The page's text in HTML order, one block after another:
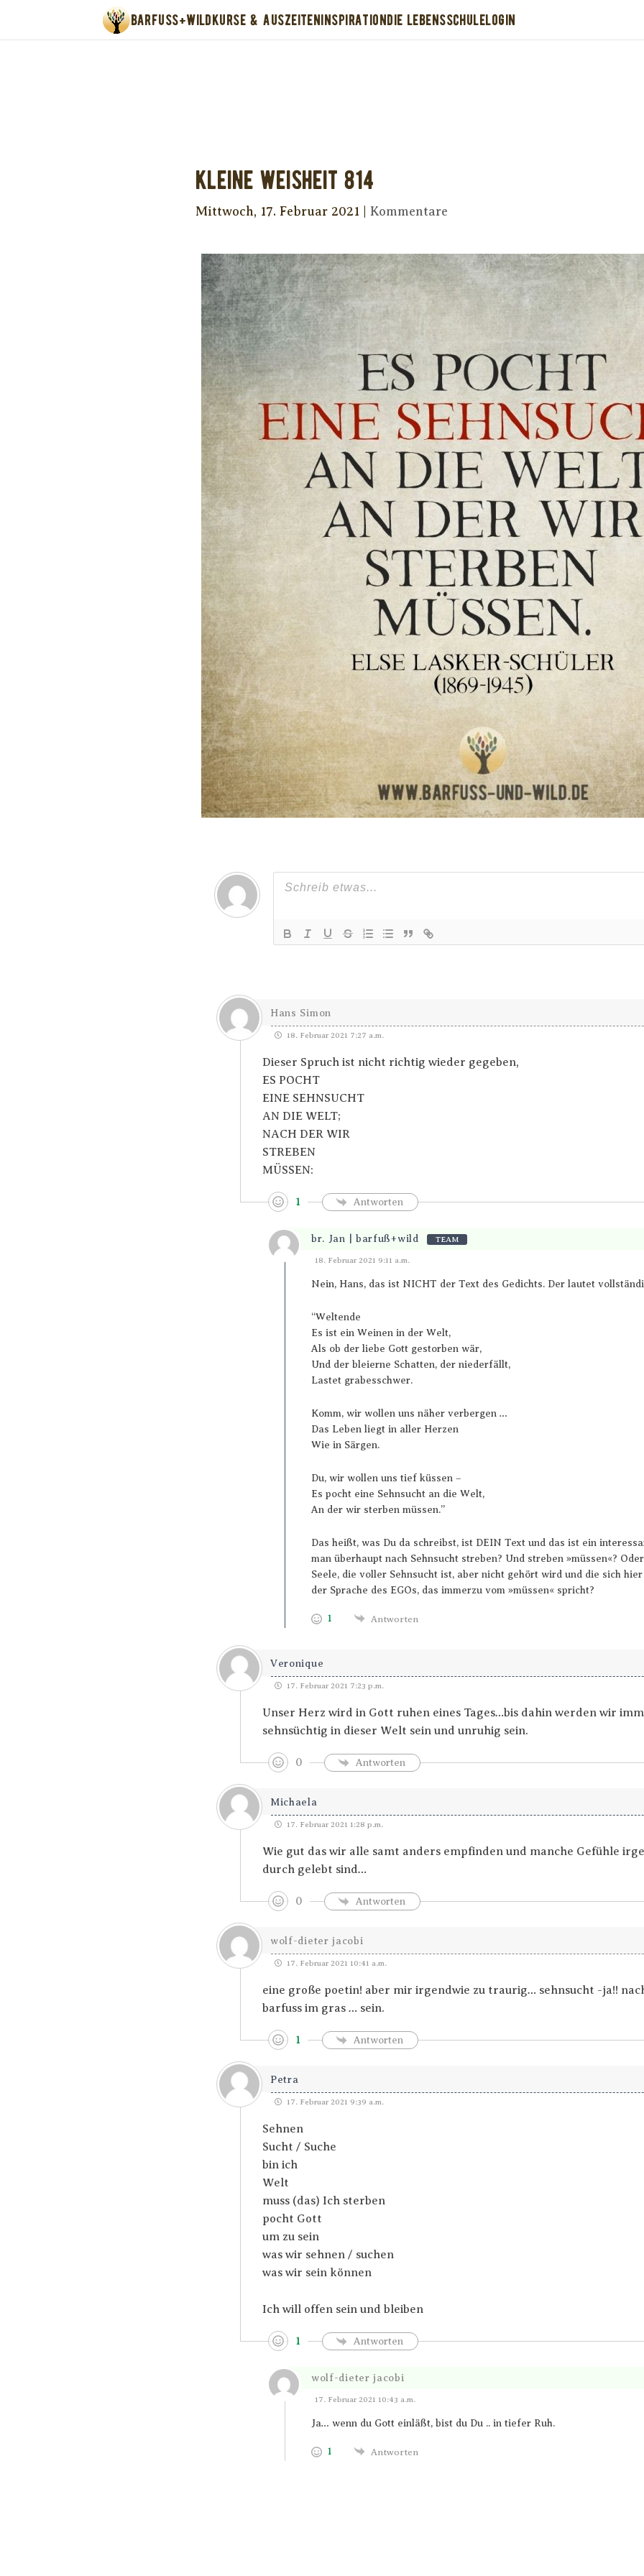
BARFUSS+WILDKURSE & AUSZEITENINSPIRATIONDIE LEBENSSCHULELOGIN
Kleine Weisheit 814
Mittwoch, 17. Februar 2021 Kommentare
Hans Simon
18. Februar 2021 7:27 a.m.
Dieser Spruch ist nicht richtig wieder gegeben,
ES POCHT
EINE SEHNSUCHT
AN DIE WELT;
NACH DER WIR
STREBEN
MÜSSEN:
1 Antworten
br. Jan | barfuß+wild TEAM
Antworten
18. Februar 2021 9:11 a.m.
Nein, Hans, das ist NICHT der Text des Gedichts. Der lautet
“Weltende
Es ist ein Weinen in der Welt,
Als ob der liebe Gott gestorben wär,
Und der bleierne Schatten, der niederfällt,
Lastet grabesschwer.
Komm, wir wollen uns näher verbergen …
Das Leben liegt in aller Herzen
Wie in Särgen.
Du, wir wollen uns tief küssen –
Es pocht eine Sehnsucht an die Welt,
An der wir sterben müssen.”
Das heißt, was Du da schreibst, ist DEIN Text und das ist ein
man überhaupt nach Sehnsucht streben? Und streben »müssen«?
Seele, die voller Sehnsucht ist, aber nicht gehört wird und die sich
der Sprache des EGOs, das immerzu vom »müssen« spricht?
1 Antworten
Veronique
17. Februar 2021 7:23 p.m.
Unser Herz wird in Gott ruhen eines Tages…bis dahin werden wir
sehnsüchtig in dieser Welt sein und unruhig sein.
0 Antworten
Michaela
17. Februar 2021 1:28 p.m.
Wie gut das wir alle samt anders empfinden und manche Gefühle
durch gelebt sind…
0 Antworten
wolf-dieter jacobi
17. Februar 2021 10:41 a.m.
eine große poetin! aber mir irgendwie zu traurig… sehnsucht -ja!!
barfuss im gras … sein.
1 Antworten
Petra
17. Februar 2021 9:39 a.m.
Sehnen
Sucht / Suche
bin ich
Welt
muss (das) Ich sterben
pocht Gott
um zu sein
was wir sehnen / suchen
was wir sein können
Ich will offen sein und bleiben
1 Antworten
wolf-dieter jacobi
Antworten
17. Februar 2021 10:43 a.m.
Ja… wenn du Gott einläßt, bist du Du .. in tiefer Ruh.
1 Antworten